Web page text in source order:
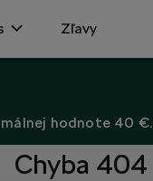
Zľavy
hodnote 40 €.
Chyba 404